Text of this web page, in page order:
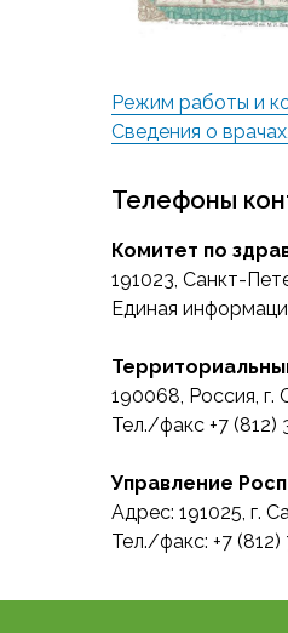
Режим работы и
Сведения о
Телефоны
Комитет по
191023, Санкт-
Единая
190068, Россия,
Тел./факс +7 (812)
Управление
Адрес: 191025, г.
Тел./факс: +7